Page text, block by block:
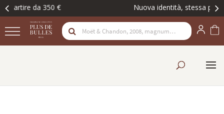
Nuova identità, stessa passione. Scopritela